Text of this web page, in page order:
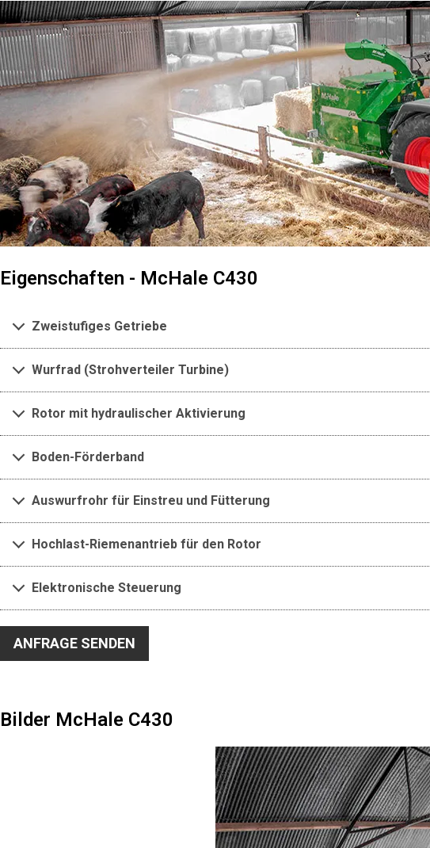
Eigenschaften - McHale C430
Zweistufiges Getriebe
Wurfrad (Strohverteiler Turbine)
Rotor mit hydraulischer Aktivierung
Boden-Förderband
Auswurfrohr für Einstreu und Fütterung
Hochlast-Riemenantrieb für den Rotor
Elektronische Steuerung
ANFRAGE SENDEN
Bilder McHale C430